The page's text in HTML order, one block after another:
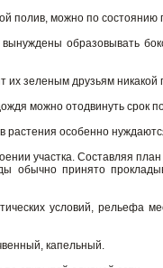
полив, можно по состоянию
образовывать
их зеленым друзьям никакой
можно отодвинуть срок
растения особенно
участка. Составляя план
обычно принято
условий, рельефа
капельный.